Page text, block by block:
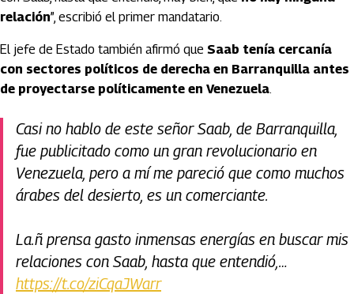
relación”, escribió el primer mandatario.
El jefe de Estado también afirmó que Saab tenía cercanía
con sectores políticos de derecha en Barranquilla antes
de proyectarse políticamente en Venezuela.
Casi no hablo de este señor Saab, de Barranquilla,
fue publicitado como un gran revolucionario en
Venezuela, pero a mí me pareció que como muchos
árabes del desierto, es un comerciante.
La.ñ prensa gasto inmensas energías en buscar mis
relaciones con Saab, hasta que entendió,…
https://t.co/ziCqaJWarr